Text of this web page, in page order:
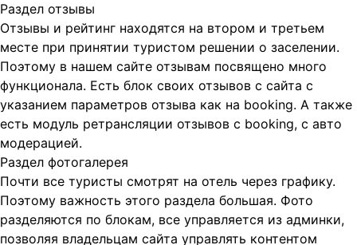
Раздел отзывы
Отзывы и рейтинг находятся на втором и третьем
месте при принятии туристом решении о заселении.
Поэтому в нашем сайте отзывам посвящено много
функционала. Есть блок своих отзывов с сайта с
указанием параметров отзыва как на booking. А также
есть модуль ретрансляции отзывов с booking, c авто
модерацией.
Раздел фотогалерея
Почти все туристы смотрят на отель через графику.
Поэтому важность этого раздела большая. Фото
разделяются по блокам, все управляется из админки,
позволяя владельцам сайта управлять контентом